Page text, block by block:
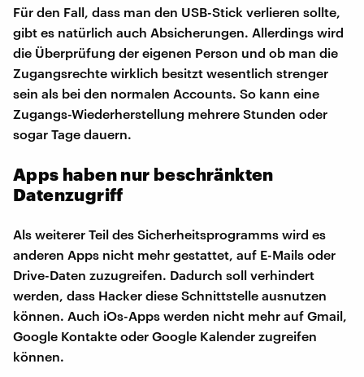
Für den Fall, dass man den USB-Stick verlieren sollte,
gibt es natürlich auch Absicherungen. Allerdings wird
die Überprüfung der eigenen Person und ob man die
Zugangsrechte wirklich besitzt wesentlich strenger
sein als bei den normalen Accounts. So kann eine
Zugangs-Wiederherstellung mehrere Stunden oder
sogar Tage dauern.
Apps haben nur beschränkten
Datenzugriff
Als weiterer Teil des Sicherheitsprogramms wird es
anderen Apps nicht mehr gestattet, auf E-Mails oder
Drive-Daten zuzugreifen. Dadurch soll verhindert
werden, dass Hacker diese Schnittstelle ausnutzen
können. Auch iOs-Apps werden nicht mehr auf Gmail,
Google Kontakte oder Google Kalender zugreifen
können.